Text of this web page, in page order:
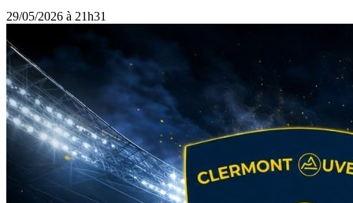
29/05/2026 à 21h31